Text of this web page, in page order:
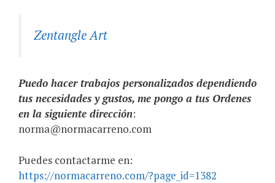
Zentangle Art
Puedo hacer trabajos personalizados dependiendo
tus necesidades y gustos, me pongo a tus Ordenes
en la siguiente dirección:
norma@normacarreno.com
Puedes contactarme en:
https://normacarreno.com/?page_id=1382